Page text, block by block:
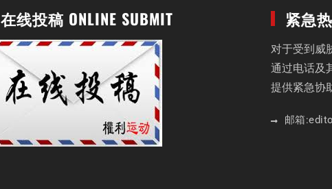
在线投稿 ONLINE SUBMIT 紧急
对于受到威
通过电话及
提供紧急协
邮箱: